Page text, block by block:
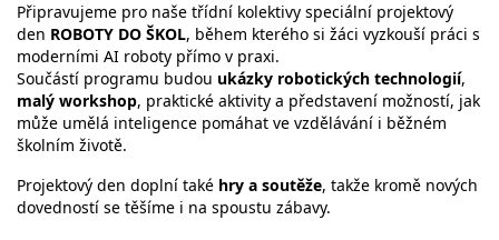
Připravujeme pro naše třídní kolektivy speciální projektový
den ROBOTY DO ŠKOL, během kterého si žáci vyzkouší práci s
moderními AI roboty přímo v praxi.
Součástí programu budou ukázky robotických technologií,
malý workshop, praktické aktivity a představení možností, jak
může umělá inteligence pomáhat ve vzdělávání i běžném
školním životě.
Projektový den doplní také hry a soutěže, takže kromě nových
dovedností se těšíme i na spoustu zábavy.